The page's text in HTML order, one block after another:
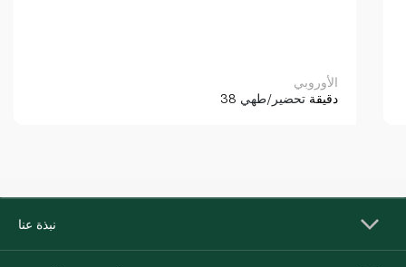
الأوروبي
38 دقيقة تحضير/طهي
نبذة عنا